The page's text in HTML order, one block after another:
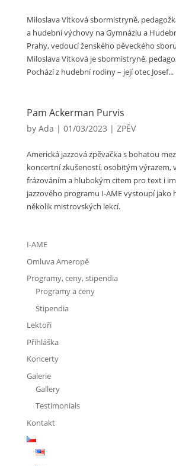
Miloslava Vítková sbormistryně,
a hudební výchovy na Gymnáziu a
Prahy, vedoucí ženského pěveckého
Miloslava Vítková je sbormistryně,
Pochází z hudební rodiny – její otec Josef...
Pam Ackerman Purvis
by Ada | 01/03/2023 | ZPĚV
Americká jazzová zpěvačka s bohatou
koncertní zkušeností, osobitým výrazem,
frázováním a hlubokým citem pro text i
jazzového programu I-AME vystoupí jako
několik mistrovských lekcí.
I-AME
Omluva Ameropě
Programy, ceny, stipendia
Programy a ceny
Stipendia
Lektoři
Přihláška
Koncerty
Galerie
Gallery
Testimonials
Kontakt